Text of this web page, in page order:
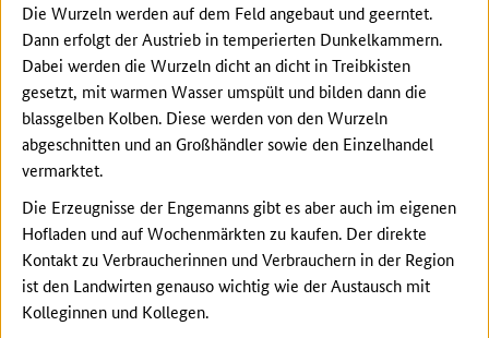
Die Wurzeln werden auf dem Feld angebaut und geerntet.
Dann erfolgt der Austrieb in temperierten Dunkelkammern.
Dabei werden die Wurzeln dicht an dicht in Treibkisten
gesetzt, mit warmen Wasser umspült und bilden dann die
blassgelben Kolben. Diese werden von den Wurzeln
abgeschnitten und an Großhändler sowie den Einzelhandel
vermarktet.
Die Erzeugnisse der Engemanns gibt es aber auch im eigenen
Hofladen und auf Wochenmärkten zu kaufen. Der direkte
Kontakt zu Verbraucherinnen und Verbrauchern in der Region
ist den Landwirten genauso wichtig wie der Austausch mit
Kolleginnen und Kollegen.